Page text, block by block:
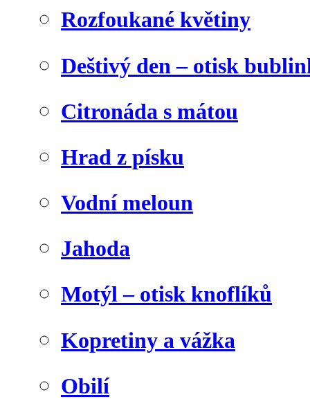
Rozfoukané květiny
Deštivý den – otisk
Citronáda s mátou
Hrad z písku
Vodní meloun
Jahoda
Motýl – otisk knoflíků
Kopretiny a vážka
Obilí